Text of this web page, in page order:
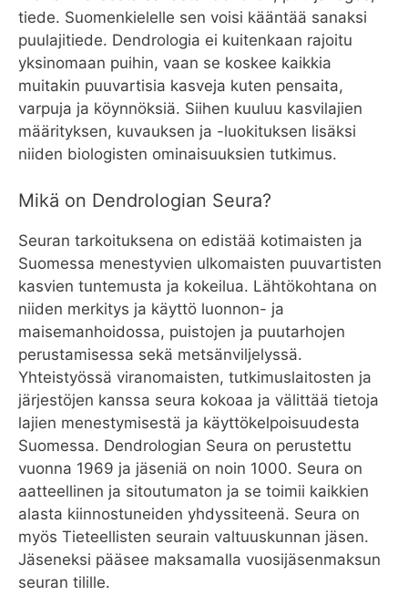
tiede. Suomenkielelle sen voisi kääntää sanaksi
puulajitiede. Dendrologia ei kuitenkaan rajoitu
yksinomaan puihin, vaan se koskee kaikkia
muitakin puuvartisia kasveja kuten pensaita,
varpuja ja köynnöksiä. Siihen kuuluu kasvilajien
määrityksen, kuvauksen ja -luokituksen lisäksi
niiden biologisten ominaisuuksien tutkimus.
Mikä on Dendrologian Seura?
Seuran tarkoituksena on edistää kotimaisten ja
Suomessa menestyvien ulkomaisten puuvartisten
kasvien tuntemusta ja kokeilua. Lähtökohtana on
niiden merkitys ja käyttö luonnon- ja
maisemanhoidossa, puistojen ja puutarhojen
perustamisessa sekä metsänviljelyssä.
Yhteistyössä viranomaisten, tutkimuslaitosten ja
järjestöjen kanssa seura kokoaa ja välittää tietoja
lajien menestymisestä ja käyttökelpoisuudesta
Suomessa. Dendrologian Seura on perustettu
vuonna 1969 ja jäseniä on noin 1000. Seura on
aatteellinen ja sitoutumaton ja se toimii kaikkien
alasta kiinnostuneiden yhdyssiteenä. Seura on
myös Tieteellisten seurain valtuuskunnan jäsen.
Jäseneksi pääsee maksamalla vuosijäsenmaksun
seuran tilille.